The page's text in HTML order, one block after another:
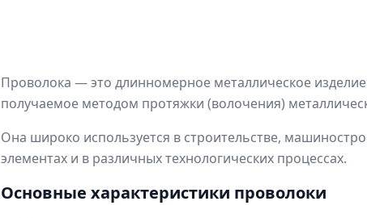
Проволока — это длинномерное металлическое
получаемое методом протяжки (волочения)
Она широко используется в строительстве,
элементах и в различных технологических процессах.
Основные характеристики проволоки